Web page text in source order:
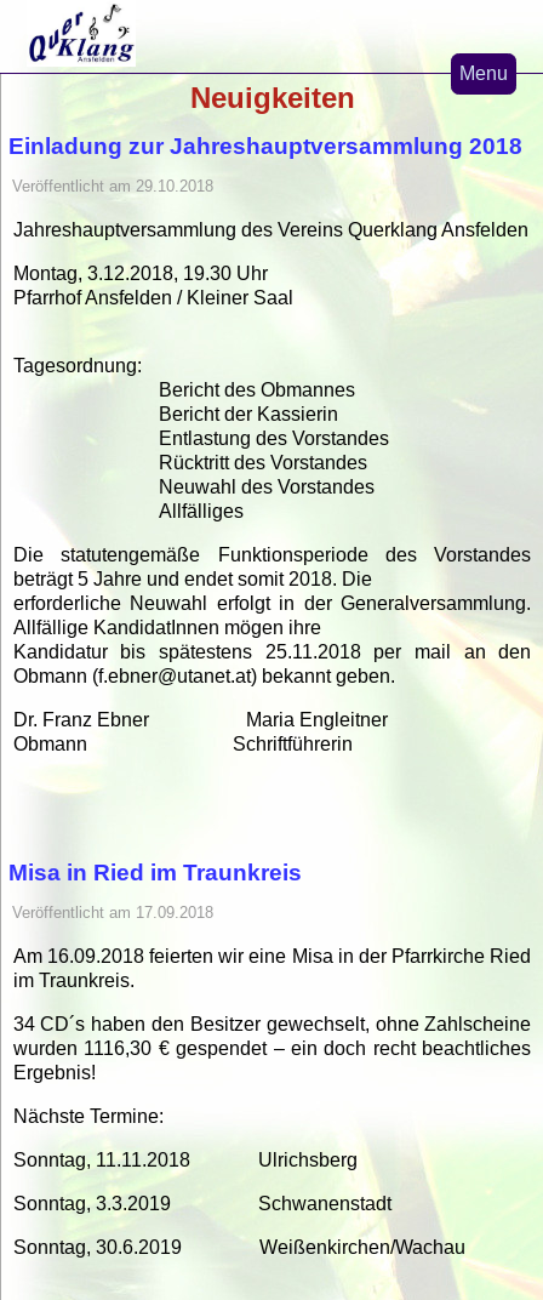
Menu
News
Nicaragua-Projekte
Misa de la Solidaridad
Verein Querklang
Neuigkeiten
Einladung zur Jahreshauptversammlung 2018
Veröffentlicht am 29.10.2018
Jahreshauptversammlung des Vereins Querklang Ansfelden
Montag, 3.12.2018, 19.30 Uhr
Pfarrhof Ansfelden / Kleiner Saal
Tagesordnung:
Bericht des Obmannes
Bericht der Kassierin
Entlastung des Vorstandes
Rücktritt des Vorstandes
Neuwahl des Vorstandes
Allfälliges
Die statutengemäße Funktionsperiode des Vorstandes
beträgt 5 Jahre und endet somit 2018. Die
erforderliche Neuwahl erfolgt in der Generalversammlung.
Allfällige KandidatInnen mögen ihre
Kandidatur bis spätestens 25.11.2018 per mail an den
Obmann (f.ebner@utanet.at) bekannt geben.
Dr. Franz Ebner Maria Engleitner
Obmann Schriftführerin
Misa in Ried im Traunkreis
Veröffentlicht am 17.09.2018
Am 16.09.2018 feierten wir eine Misa in der Pfarrkirche Ried
im Traunkreis.
34 CD´s haben den Besitzer gewechselt, ohne Zahlscheine
wurden 1116,30 € gespendet – ein doch recht beachtliches
Ergebnis!
Nächste Termine:
Sonntag, 11.11.2018 Ulrichsberg
Sonntag, 3.3.2019 Schwanenstadt
Sonntag, 30.6.2019 Weißenkirchen/Wachau